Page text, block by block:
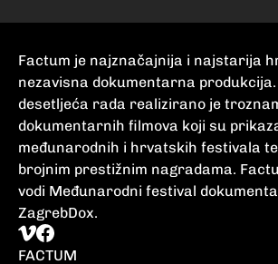
Factum je najznačajnija i najstarija
nezavisna dokumentarna
desetljeća rada realizirano je
dokumentarnih filmova koji su
međunarodnih i hrvatskih festivala
brojnim prestižnim nagradama.
vodi Međunarodni festival
ZagrebDox.
FACTUM